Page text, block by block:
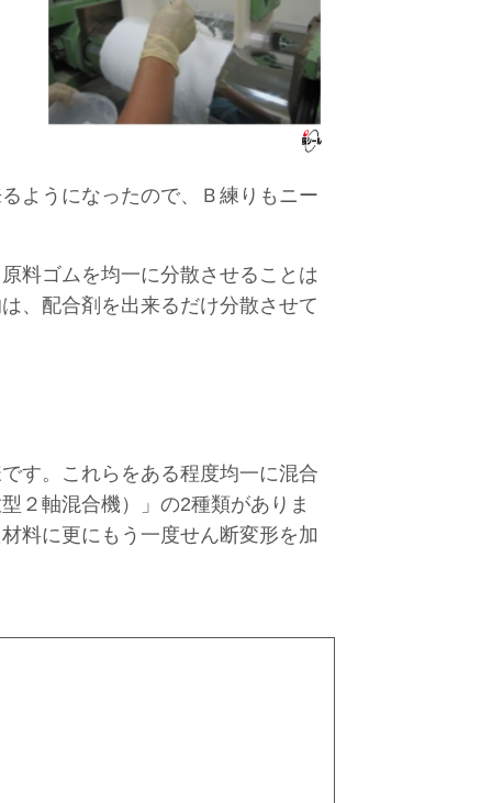
ようになったので、Ｂ練りもニー
料ゴムを均一に分散させることは
、配合剤を出来るだけ分散させて
す。これらをある程度均一に混合
２軸混合機）」の2種類がありま
料に更にもう一度せん断変形を加